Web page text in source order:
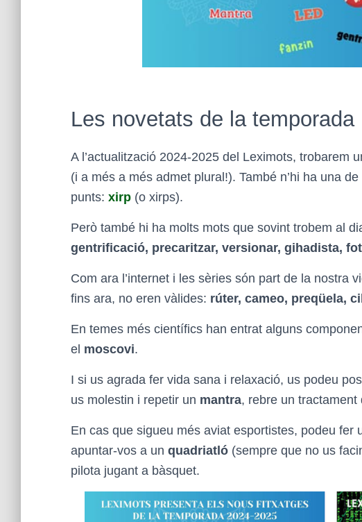
Les novetats de la temporada
A l’actualització 2024-2025 del Leximots, trobarem
(i a més a més admet plural!). També n’hi ha una
punts: xirp (o xirps).
Però també hi ha molts mots que sovint trobem al
gentrificació, precaritzar, versionar, gihadista,
Com ara l’internet i les sèries són part de la nostra
fins ara, no eren vàlides: rúter, cameo, preqüela,
En temes més científics han entrat alguns
el moscovi.
I si us agrada fer vida sana i relaxació, us podeu
us molestin i repetir un mantra, rebre un tractament
En cas que sigueu més aviat esportistes, podeu fer
apuntar-vos a un quadriatló (sempre que no us
pilota jugant a bàsquet.